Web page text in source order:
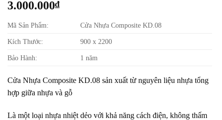
3.000.000₫
Mã Sản Phẩm: Cửa Nhựa Composite KD.08
Kích Thước: 900 x 2200
Bảo Hành: 1 năm
Cửa Nhựa Composite KD.08 sản xuất từ nguyên liệu nhựa tổng
hợp giữa nhựa và gỗ
Là một loại nhựa nhiệt dẻo với khả năng cách điện, không thấm